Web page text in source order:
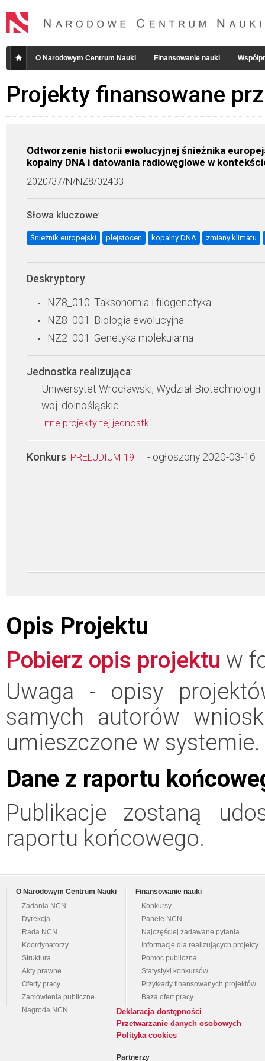
O Narodowym Centrum Nauki Finansowanie nauki
Projekty finansowane
Odtworzenie historii ewolucyjnej śnieżnika
kopalny DNA i datowania radiowęglowe w
2020/37/N/NZ8/02433
Słowa kluczowe:
Śnieżnik europejski plejstocen kopalny DNA zmiany klimatu
Deskryptory:
NZ8_010: Taksonomia i filogenetyka
NZ8_001: Biologia ewolucyjna
NZ2_001: Genetyka molekularna
Jednostka realizująca:
Uniwersytet Wrocławski, Wydział Biotechnologii
woj. dolnośląskie
Inne projekty tej jednostki
Konkurs: PRELUDIUM 19 - ogłoszony 2020-03-16
Opis Projektu
Pobierz opis projektu w
Uwaga - opisy
samych autorów
umieszczone w systemie.
Dane z raportu
Publikacje zostaną
raportu końcowego.
O Narodowym Centrum Nauki
Zadania NCN
Dyrekcja
Rada NCN
Koordynatorzy
Struktura
Akty prawne
Oferty pracy
Zamówienia publiczne
Nagroda NCN
Finansowanie nauki
Konkursy
Panele NCN
Najczęściej zadawane pytania
Informacje dla realizujących projekty
Pomoc publiczna
Statystyki konkursów
Przykłady finansowanych projektów
Baza ofert pracy
Deklaracja dostępności
Przetwarzanie danych osobowych
Polityka cookies
Partnerzy